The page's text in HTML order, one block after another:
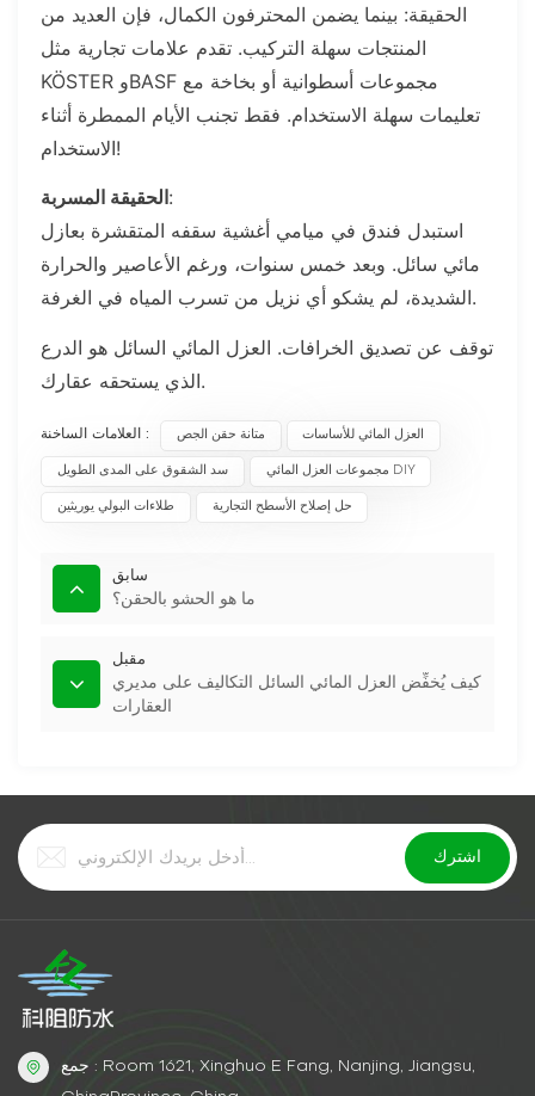
الحقيقة: بينما يضمن المحترفون الكمال، فإن العديد من
المنتجات سهلة التركيب. تقدم علامات تجارية مثل
KÖSTER وBASF مجموعات أسطوانية أو بخاخة مع
تعليمات سهلة الاستخدام. فقط تجنب الأيام الممطرة أثناء
الاستخدام!
الحقيقة المسربة:
استبدل فندق في ميامي أغشية سقفه المتقشرة بعازل
مائي سائل. وبعد خمس سنوات، ورغم الأعاصير والحرارة
الشديدة، لم يشكو أي نزيل من تسرب المياه في الغرفة.
توقف عن تصديق الخرافات. العزل المائي السائل هو الدرع
الذي يستحقه عقارك.
العلامات الساخنة : متانة حقن الجص العزل المائي للأساسات
سد الشقوق على المدى الطويل مجموعات العزل المائي DIY
طلاءات البولي يوريثين حل إصلاح الأسطح التجارية
سابق
ما هو الحشو بالحقن؟
مقبل
كيف يُخفِّض العزل المائي السائل التكاليف على مديري
العقارات
جمع : Room 1621, Xinghuo E Fang, Nanjing, Jiangsu,